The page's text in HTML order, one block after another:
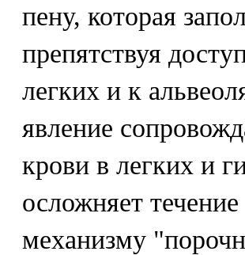
пену, которая
препятствуя
легких и к
явление
крови в легких и
осложняет
механизму